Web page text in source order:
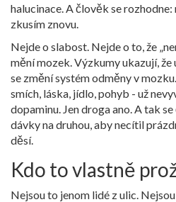
halucinace. A člověk se
zkusím znovu.
Nejde o slabost. Nejde o to, že
mění mozek. Výzkumy ukazují,
se změní systém odměny v
smích, láska, jídlo, pohyb - už
dopaminu. Jen droga ano. A tak
dávky na druhou, aby necítil
děsí.
Kdo to vlastně
Nejsou to jenom lidé z ulic.